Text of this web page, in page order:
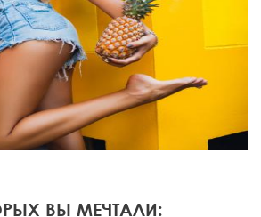
ВЫ МЕЧТАЛИ: